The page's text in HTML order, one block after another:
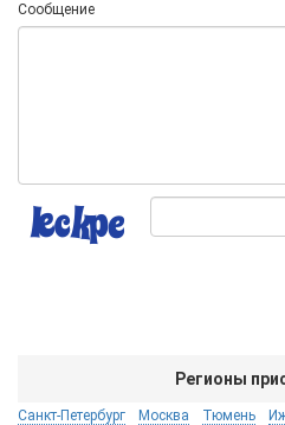
Сообщение
Регионы
Санкт-Петербург Москва Тюмень